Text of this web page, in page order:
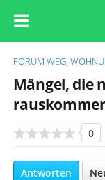
FORUM WEG,
Mängel, die
0
Antworten